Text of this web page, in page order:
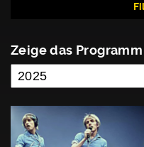
Zeige das